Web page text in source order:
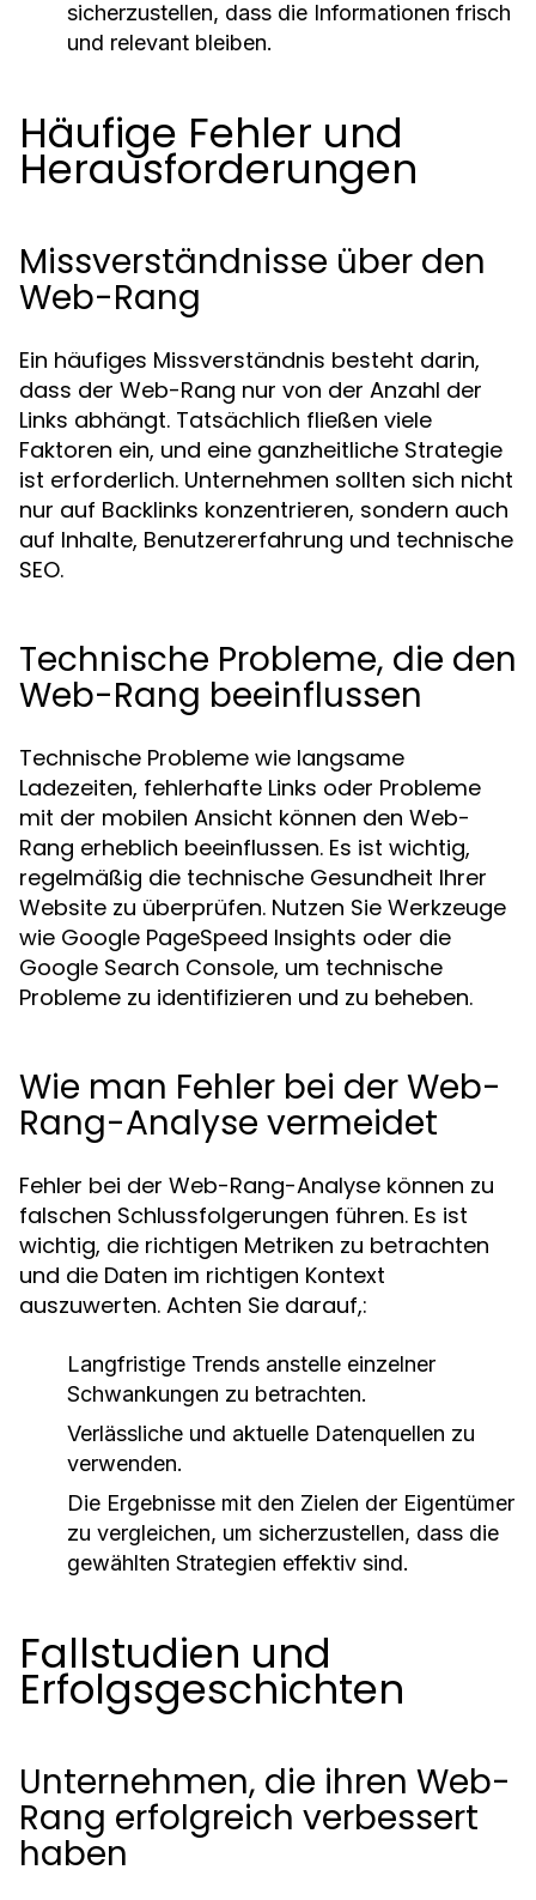
sicherzustellen, dass die Informationen frisch
und relevant bleiben.
Häufige Fehler und
Herausforderungen
Missverständnisse über den
Web-Rang
Ein häufiges Missverständnis besteht darin,
dass der Web-Rang nur von der Anzahl der
Links abhängt. Tatsächlich fließen viele
Faktoren ein, und eine ganzheitliche Strategie
ist erforderlich. Unternehmen sollten sich nicht
nur auf Backlinks konzentrieren, sondern auch
auf Inhalte, Benutzererfahrung und technische
SEO.
Technische Probleme, die den
Web-Rang beeinflussen
Technische Probleme wie langsame
Ladezeiten, fehlerhafte Links oder Probleme
mit der mobilen Ansicht können den Web-
Rang erheblich beeinflussen. Es ist wichtig,
regelmäßig die technische Gesundheit Ihrer
Website zu überprüfen. Nutzen Sie Werkzeuge
wie Google PageSpeed Insights oder die
Google Search Console, um technische
Probleme zu identifizieren und zu beheben.
Wie man Fehler bei der Web-
Rang-Analyse vermeidet
Fehler bei der Web-Rang-Analyse können zu
falschen Schlussfolgerungen führen. Es ist
wichtig, die richtigen Metriken zu betrachten
und die Daten im richtigen Kontext
auszuwerten. Achten Sie darauf,:
Langfristige Trends anstelle einzelner
Schwankungen zu betrachten.
Verlässliche und aktuelle Datenquellen zu
verwenden.
Die Ergebnisse mit den Zielen der Eigentümer
zu vergleichen, um sicherzustellen, dass die
gewählten Strategien effektiv sind.
Fallstudien und
Erfolgsgeschichten
Unternehmen, die ihren Web-
Rang erfolgreich verbessert
haben